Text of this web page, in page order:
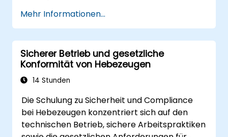
Mehr Informationen...
Sicherer Betrieb und gesetzliche
Konformität von Hebezeugen
14 Stunden
Die Schulung zu Sicherheit und Compliance
bei Hebezeugen konzentriert sich auf den
technischen Betrieb, sichere Arbeitspraktiken